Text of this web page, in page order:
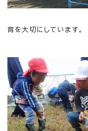
育を大切にしています。